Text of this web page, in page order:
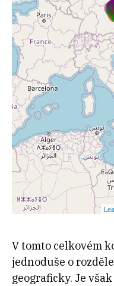
V tomto celkovém
jednoduše o
geograficky. Je